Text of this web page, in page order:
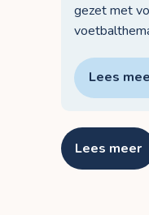
gezet met
Lees
Lees meer